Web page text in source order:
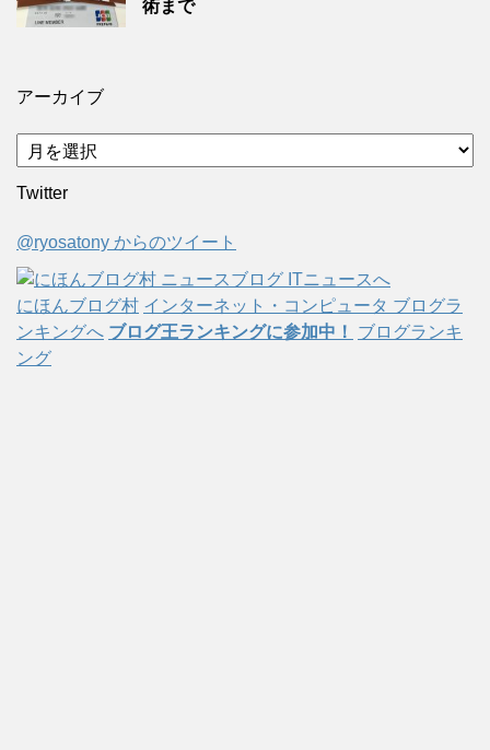
術まで
アーカイブ
ア
ー
カ
ブ
Twitter
@ryosatony からのツイート
にほんブログ村 インターネット・コンピュータ ブログラ
ンキングへ ブログ王ランキングに参加中！
ブログランキ
ング